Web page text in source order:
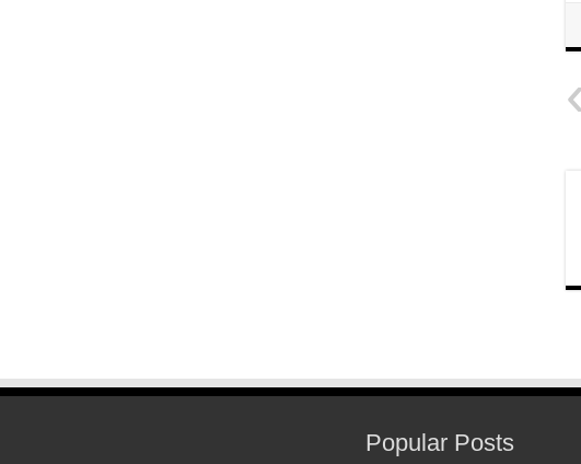
Popular Posts